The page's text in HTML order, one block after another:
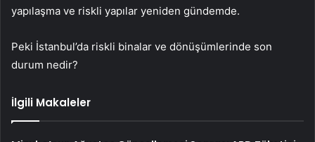
yapılaşma ve riskli yapılar yeniden gündemde.
Peki İstanbul’da riskli binalar ve dönüşümlerinde son
durum nedir?
İlgili Makaleler